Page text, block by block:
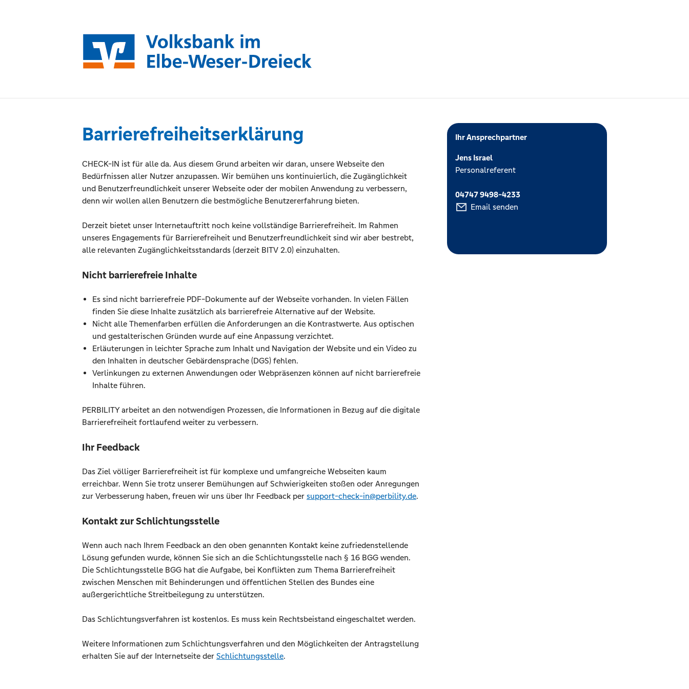
Ihr Ansprechpartner
Jens Israel
Personalreferent
04747 9498-4233
Email senden
Barrierefreiheitserklärung
CHECK-IN ist für alle da. Aus diesem Grund arbeiten wir daran, unsere Webseite den
Bedürfnissen aller Nutzer anzupassen. Wir bemühen uns kontinuierlich, die Zugänglichkeit
und Benutzerfreundlichkeit unserer Webseite oder der mobilen Anwendung zu verbessern,
denn wir wollen allen Benutzern die bestmögliche Benutzererfahrung bieten.
Derzeit bietet unser Internetauftritt noch keine vollständige Barrierefreiheit. Im Rahmen
unseres Engagements für Barrierefreiheit und Benutzerfreundlichkeit sind wir aber bestrebt,
alle relevanten Zugänglichkeitsstandards (derzeit BITV 2.0) einzuhalten.
Nicht barrierefreie Inhalte
Es sind nicht barrierefreie PDF-Dokumente auf der Webseite vorhanden. In vielen Fällen
finden Sie diese Inhalte zusätzlich als barrierefreie Alternative auf der Website.
Nicht alle Themenfarben erfüllen die Anforderungen an die Kontrastwerte. Aus optischen
und gestalterischen Gründen wurde auf eine Anpassung verzichtet.
Erläuterungen in leichter Sprache zum Inhalt und Navigation der Website und ein Video zu
den Inhalten in deutscher Gebärdensprache (DGS) fehlen.
Verlinkungen zu externen Anwendungen oder Webpräsenzen können auf nicht barrierefreie
Inhalte führen.
PERBILITY arbeitet an den notwendigen Prozessen, die Informationen in Bezug auf die digitale
Barrierefreiheit fortlaufend weiter zu verbessern.
Ihr Feedback
Das Ziel völliger Barrierefreiheit ist für komplexe und umfangreiche Webseiten kaum
erreichbar. Wenn Sie trotz unserer Bemühungen auf Schwierigkeiten stoßen oder Anregungen
zur Verbesserung haben, freuen wir uns über Ihr Feedback per support-check-in@perbility.de.
Kontakt zur Schlichtungsstelle
Wenn auch nach Ihrem Feedback an den oben genannten Kontakt keine zufriedenstellende
Lösung gefunden wurde, können Sie sich an die Schlichtungsstelle nach § 16 BGG wenden.
Die Schlichtungsstelle BGG hat die Aufgabe, bei Konflikten zum Thema Barrierefreiheit
zwischen Menschen mit Behinderungen und öffentlichen Stellen des Bundes eine
außergerichtliche Streitbeilegung zu unterstützen.
Das Schlichtungsverfahren ist kostenlos. Es muss kein Rechtsbeistand eingeschaltet werden.
Weitere Informationen zum Schlichtungsverfahren und den Möglichkeiten der Antragstellung
erhalten Sie auf der Internetseite der Schlichtungsstelle.